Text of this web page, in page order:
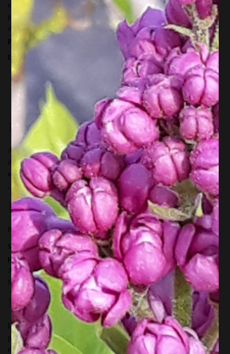
n’importe comment…mais
un temps de qualité. L’atelier d’art floral
permet de mettre
, de laisser « faire les mains ». Pas
de pression,
pas de compétition ! Juste un temps decréation douce
pour toi et ta Maman.
L’atelier d’art floral Chez Bibi c’est :
Prendre le temps d’un moment Maman + fille ou fils
Découvrir l’art floral avec ma méthode Pas à pas
Profiter d’un moment convivial et créatif
et ….. terminer par un repas chez Bibi à Gesves (facultatif)
Il est interdit de copier !
A l’atelier, je te propose toujours descouleurs différentes, des idées
différentes. Tu peuxpersonnaliser ton montage, car je te propose des
variantes
. Adapte ta création à tes envies et à ton inspiration du moment
, et mets y ta « patte » et ton coeur.
Facile à regarnir
Parce que je déteste jeter mon montage de fleurs après 10 jours !
Ma création florale est réalisée avec des éprouvettes,faciles à regarnir
plusieurs fois….et même àcustomiseren fonction de ton inspiration !
A l’atelier, je te propose plein d’idées pour réutiliser ta création : baies,
fruits, fleurs du jardin..et bien plus encore.
Prolonge l’atelier par un repas !
L’atelier dure environ 2 heures de 16h à 18h00le samedi 10 mai. Tu
peuxaussi réserver une table Chez Bibiaprès l’atelier, pour prolonger
encore ce moment doux » maman + fille ou fils « . C’est une option